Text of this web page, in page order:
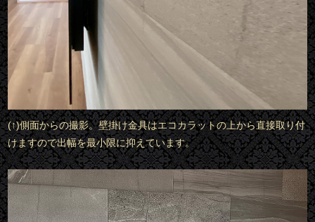
(↑)側面からの撮影。壁掛け金具はエコカラットの上から直接取り付
けますので出幅を最小限に抑えています。